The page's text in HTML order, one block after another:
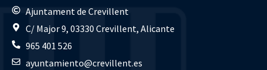
Ajuntament de Crevillent
C/ Major 9, 03330 Crevillent, Alicante
965 401 526
ayuntamiento@crevillent.es